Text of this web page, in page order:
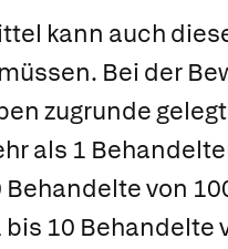
kann auch
Bei der
zugrunde
als 1
Behandelte von
10 Behandelte